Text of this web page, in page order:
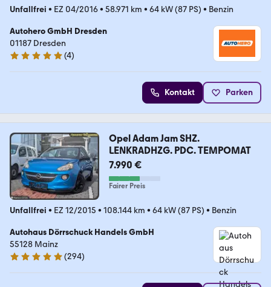
Unfallfrei • EZ 04/2016• 58.971 km • 64 kW (87 PS) • Benzin
Autohero GmbH Dresden
01187 Dresden
5 Sterne
(4)
Kontakt Parken
Opel Adam Jam SHZ.
LENKRADHZG. PDC. TEMPOMAT
7.990 €
Fairer Preis
Unfallfrei • EZ 12/2015 • 108.144 km • 64 kW (87 PS) • Benzin
Autohaus Dörrschuck Handels GmbH
55128 Mainz
4.8 Sterne
(294)